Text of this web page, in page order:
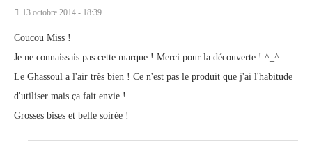
13 octobre 2014 - 18:39
Coucou Miss !
Je ne connaissais pas cette marque ! Merci pour la découverte ! ^_^
Le Ghassoul a l'air très bien ! Ce n'est pas le produit que j'ai l'habitude
d'utiliser mais ça fait envie !
Grosses bises et belle soirée !